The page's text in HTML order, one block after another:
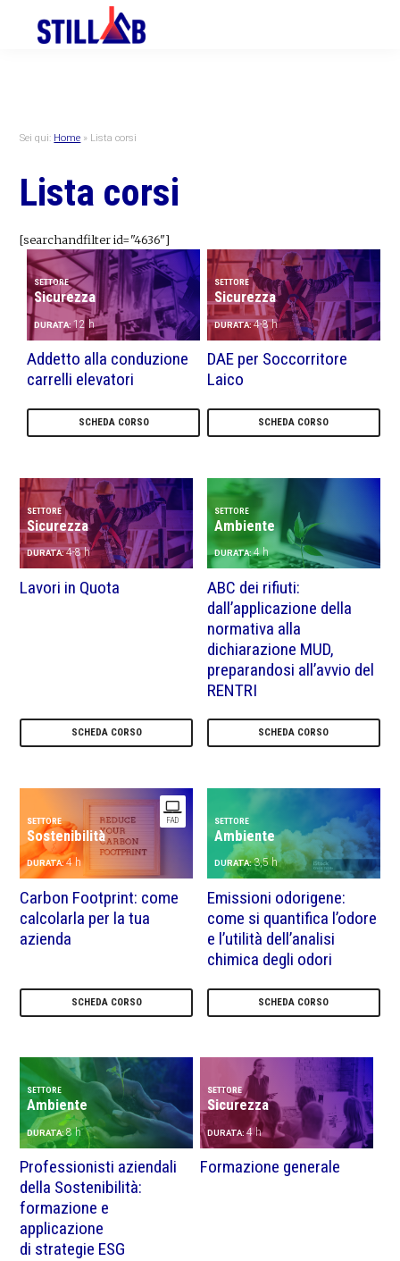
primary
primary
Sei qui: Home » Lista corsi
Lista corsi
[searchandfilter id="4636"]
SETTORE
Sicurezza
DURATA:12 h
Addetto alla conduzione
carrelli elevatori
SCHEDA CORSO
SETTORE
Sicurezza
DURATA:4-8 h
DAE per Soccorritore
Laico
SCHEDA CORSO
SETTORE
Sicurezza
DURATA:4-8 h
Lavori in Quota
SCHEDA CORSO
SETTORE
Ambiente
DURATA:4 h
ABC dei rifiuti:
dall’applicazione della
normativa alla
dichiarazione MUD,
preparandosi all’avvio del
RENTRI
SCHEDA CORSO
SETTORE
Sostenibilità
DURATA:4 h
FAD
Carbon Footprint: come
calcolarla per la tua
azienda
SCHEDA CORSO
SETTORE
Ambiente
DURATA:3,5 h
Emissioni odorigene:
come si quantifica l’odore
e l’utilità dell’analisi
chimica degli odori
SCHEDA CORSO
SETTORE
Ambiente
DURATA:8 h
Professionisti aziendali
della Sostenibilità:
formazione e
applicazione
di strategie ESG
SETTORE
Sicurezza
DURATA: 4 h
Formazione generale